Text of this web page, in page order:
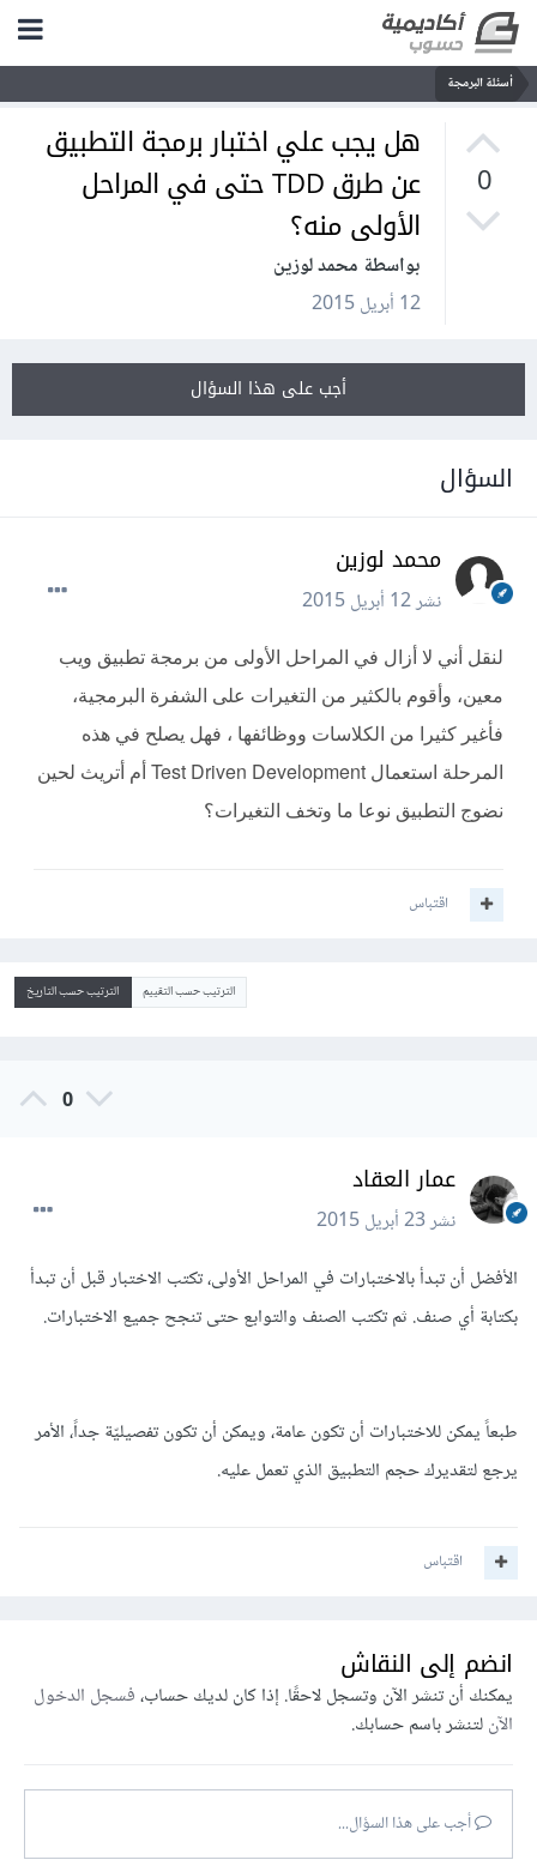
أسئلة البرمجة
0
هل يجب علي اختبار برمجة التطبيق
عن طرق TDD حتى في المراحل
الأولى منه؟
بواسطة محمد لوزين
12 أبريل 2015
أجب على هذا السؤال
السؤال
محمد لوزين
نشر12 أبريل 2015
لنقل أني لا أزال في المراحل الأولى من برمجة تطبيق ويب
معين، وأقوم بالكثير من التغيرات على الشفرة البرمجية،
فأغير كثيرا من الكلاسات ووظائفها ، فهل يصلح في هذه
المرحلة استعمال Test Driven Development أم أتريث لحين
نضوج التطبيق نوعا ما وتخف التغيرات؟
اقتباس
الترتيب حسب التقييم الترتيب حسب التاريخ
0
عمار العقاد
نشر23 أبريل 2015
الأفضل أن تبدأ بالاختبارات في المراحل الأولى، تكتب الاختبار قبل أن تبدأ
بكتابة أي صنف. ثم تكتب الصنف والتوابع حتى تنجح جميع الاختبارات.
طبعاً يمكن للاختبارات أن تكون عامة، ويمكن أن تكون تفصيليّة جداً، الأمر
يرجع لتقديرك حجم التطبيق الذي تعمل عليه.
اقتباس
انضم إلى النقاش
يمكنك أن تنشر الآن وتسجل لاحقًا. إذا كان لديك حساب،فسجل الدخول
الآنلتنشر باسم حسابك.
أجب على هذا السؤال...